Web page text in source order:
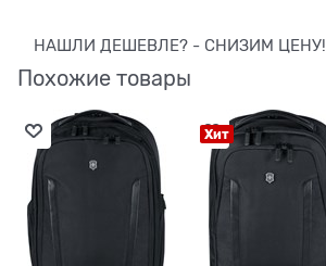
НАШЛИ ДЕШЕВЛЕ? - СНИЗИМ ЦЕНУ!
Похожие товары
Хит